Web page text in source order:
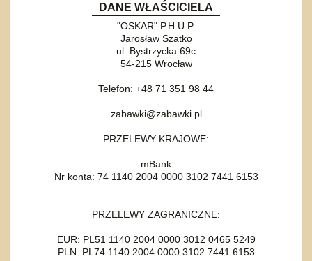
DANE WŁAŚCICIELA
"OSKAR" P.H.U.P.
Jarosław Szatko
ul. Bystrzycka 69c
54-215 Wrocław
Telefon: +48 71 351 98 44
zabawki@zabawki.pl
PRZELEWY KRAJOWE:
mBank
Nr konta: 74 1140 2004 0000 3102 7441 6153
PRZELEWY ZAGRANICZNE:
EUR: PL51 1140 2004 0000 3012 0465 5249
PLN: PL74 1140 2004 0000 3102 7441 6153